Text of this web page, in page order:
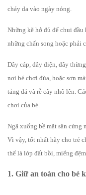
cháy da vào ngày nóng.
Những kẽ hở đủ để chui
những chấn song hoặc phải
Dây cáp, dây điện, dây
nơi bé chơi đùa, hoặc sơn
tảng đá và rễ cây nhô lên.
chơi của bé.
Ngã xuống bề mặt sân cứng
Vì vậy, tốt nhất hãy cho trẻ
thể là lớp đất bồi, miếng
1. Giữ an toàn cho bé